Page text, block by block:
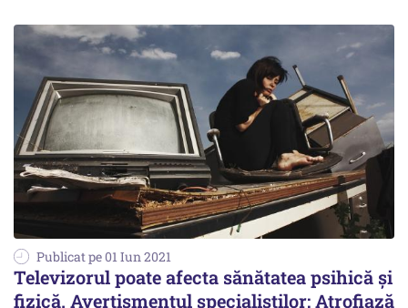
Publicat pe 01 Iun 2021
Televizorul poate afecta sănătatea psihică şi
fizică. Avertismentul specialiștilor: Atrofiază